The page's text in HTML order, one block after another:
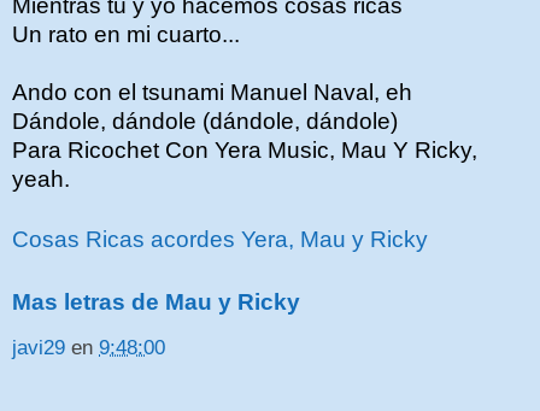
Mientras tú y yo hacemos cosas ricas
Un rato en mi cuarto...
Ando con el tsunami Manuel Naval, eh
Dándole, dándole (dándole, dándole)
Para Ricochet Con Yera Music, Mau Y Ricky,
yeah.
Cosas Ricas acordes Yera, Mau y Ricky
Mas letras de Mau y Ricky
javi29 en 9:48:00